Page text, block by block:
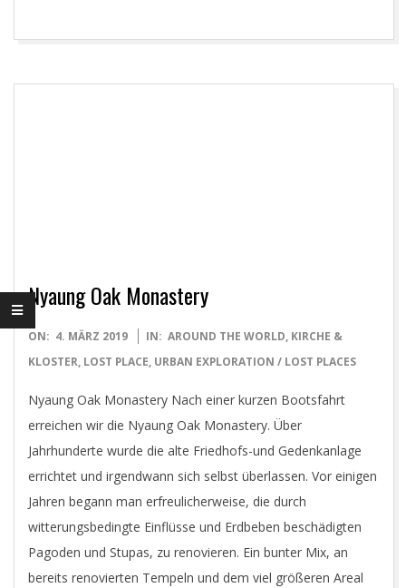
Nyaung Oak Monastery
2019-
03-
ON: 4. MÄRZ 2019 IN: AROUND THE WORLD, KIRCHE &
KLOSTER, LOST PLACE, URBAN EXPLORATION / LOST PLACES
Nyaung Oak Monastery Nach einer kurzen Bootsfahrt
erreichen wir die Nyaung Oak Monastery. Über
Jahrhunderte wurde die alte Friedhofs-und Gedenkanlage
errichtet und irgendwann sich selbst überlassen. Vor einigen
Jahren begann man erfreulicherweise, die durch
witterungsbedingte Einflüsse und Erdbeben beschädigten
Pagoden und Stupas, zu renovieren. Ein bunter Mix, an
bereits renovierten Tempeln und dem viel größeren Areal